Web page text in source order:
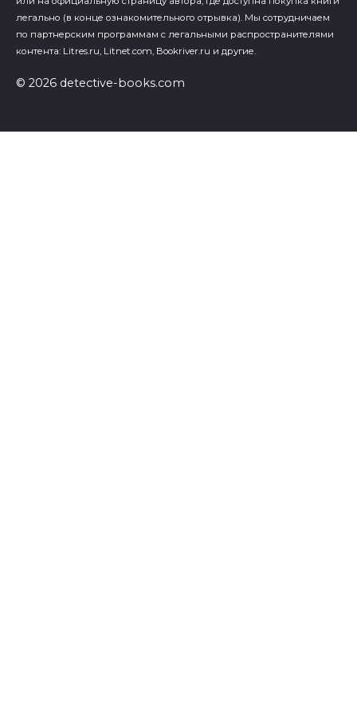
легально (в конце ознакомительного отрывка). Мы сотрудничаем
по партнерским программам с легальными распространителями
контента: Litres.ru, Litnet.com, Bookriver.ru и другие.
© 2026 detective-books.com